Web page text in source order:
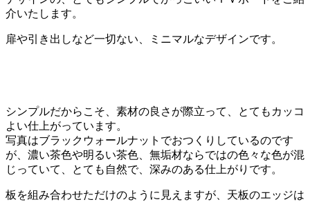
介いたします。
扉や引き出しなど一切ない、ミニマルなデザインです。
シンプルだからこそ、素材の良さが際立って、とてもカッコ
よい仕上がっています。
写真はブラックウォールナットでおつくりしているのです
が、濃い茶色や明るい茶色、無垢材ならではの色々な色が混
じっていて、とても自然で、深みのある仕上がりです。
板を組み合わせただけのように見えますが、天板のエッジは